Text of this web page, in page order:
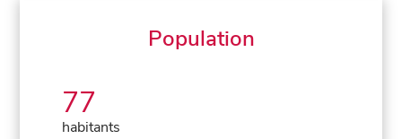
Population
77
habitants